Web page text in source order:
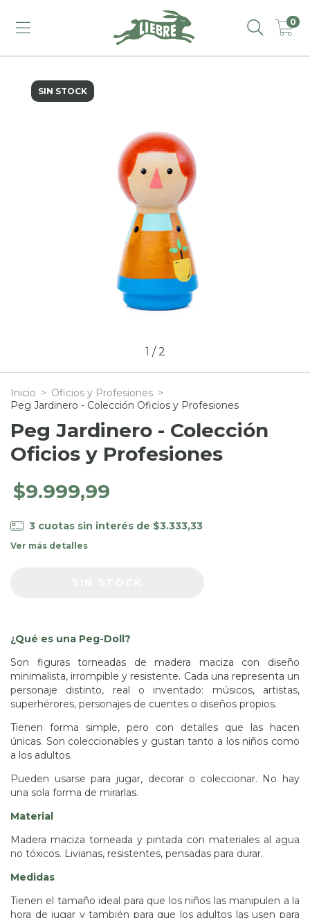
0
SIN STOCK
1 / 2
Inicio > Oficios y Profesiones >
Peg Jardinero - Colección Oficios y Profesiones
Peg Jardinero - Colección
Oficios y Profesiones
$9.999,99
3 cuotas sin interés de $3.333,33
Ver más detalles
¿Qué es una Peg-Doll?
Son figuras torneadas de madera maciza con diseño
minimalista, irrompible y resistente. Cada una representa un
personaje distinto, real o inventado: músicos, artistas,
superhérores, personajes de cuentes o diseños propios.
Tienen forma simple, pero con detalles que las hacen
únicas. Son coleccionables y gustan tanto a los niños como
a los adultos.
Pueden usarse para jugar, decorar o coleccionar. No hay
una sola forma de mirarlas.
Material
Madera maciza torneada y pintada con materiales al agua
no tóxicos. Livianas, resistentes, pensadas para durar.
Medidas
Tienen el tamaño ideal para que los niños las manipulen a la
hora de jugar y también para que los adultos las usen para